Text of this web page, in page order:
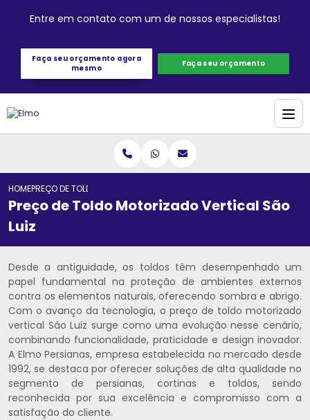
Entre em contato com um de nossos especialistas!
Faça seu orçamento agora
mesmo
Faça seu orçamento
HOMEPREÇO DE TOLDO MOTORIZADO VERTICAL SÃO LUIZ
Preço de Toldo Motorizado Vertical São
Luiz
Desde a antiguidade, os toldos têm desempenhado um
papel fundamental na proteção de ambientes externos
contra os elementos naturais, oferecendo sombra e abrigo.
Com o avanço da tecnologia, o preço de toldo motorizado
vertical São Luiz surge como uma evolução nesse cenário,
combinando funcionalidade, praticidade e design inovador.
A Elmo Persianas, empresa estabelecida no mercado desde
1992, se destaca por oferecer soluções de alta qualidade no
segmento de persianas, cortinas e toldos, sendo
reconhecida por sua excelência e compromisso com a
satisfação do cliente.